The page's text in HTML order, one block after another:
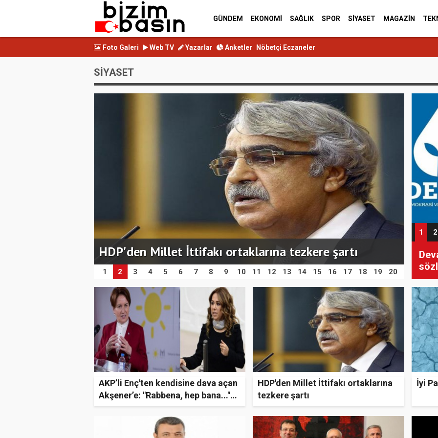
GÜNDEM EKONOMİ SAĞLIK SPOR SİYASET MAGAZİN
Foto Galeri Web TV Yazarlar Anketler Nöbetçi Eczaneler
SİYASET
HDP'den Millet İttifakı ortaklarına tezkere şartı
İyi
1 2 3 4 5 6 7 8 9 10 11 12 13 14 15 16 17 18 19 20
ile
1 2
AKP’li Enç'ten kendisine dava açan
Akşener’e: "Rabbena, hep bana..."
cevabı
HDP'den Millet İttifakı ortaklarına
tezkere şartı
İyi